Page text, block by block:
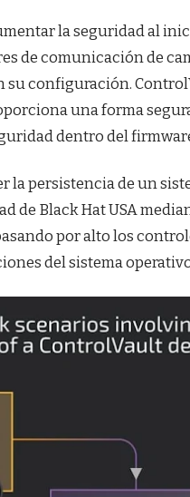
la seguridad al
de comunicación de
configuración.
una forma
dentro del
la persistencia de un
de Black Hat USA
por alto los
del sistema